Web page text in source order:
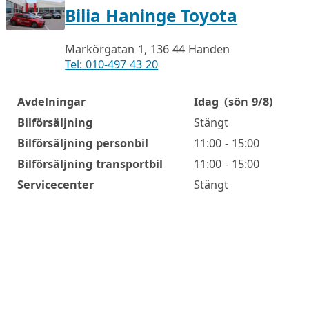
Bilia Haninge Toyota
Markörgatan 1, 136 44 Handen
Tel: 010-497 43 20
Öppettider
Avdelningar Idag (sön 9/8)
Bilförsäljning
Stängt
Bilförsäljning personbil
11:00 - 15:00
Bilförsäljning transportbil
11:00 - 15:00
Servicecenter
Stängt